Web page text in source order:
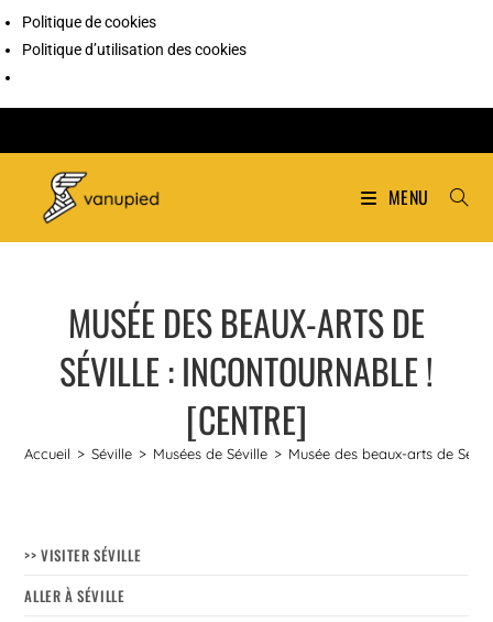
Politique de cookies
Politique d’utilisation des cookies
MENU
MUSÉE DES BEAUX-ARTS DE
SÉVILLE : INCONTOURNABLE !
[CENTRE]
Accueil > Séville > Musées de Séville > Musée des beaux-arts de
>> VISITER SÉVILLE
ALLER À SÉVILLE